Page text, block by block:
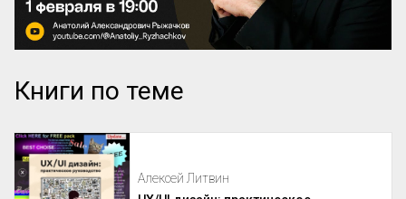
Книги по теме
Алексей Литвин